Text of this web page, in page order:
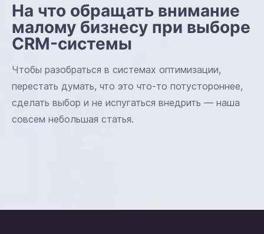
На что обращать внимание
малому бизнесу при выборе
CRM-системы
Чтобы разобраться в системах оптимизации,
перестать думать, что это что-то потустороннее,
сделать выбор и не испугаться внедрить — наша
совсем небольшая статья.